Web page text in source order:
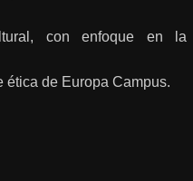
con enfoque en la
de Europa Campus.